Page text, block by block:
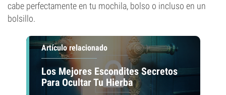
cabe perfectamente en tu mochila, bolso o incluso en un
bolsillo.
Artículo relacionado
Los Mejores Escondites Secretos
Para Ocultar Tu Hierba